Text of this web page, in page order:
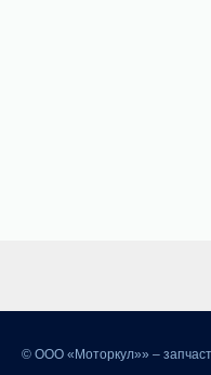
© ООО «Моторкул»» –